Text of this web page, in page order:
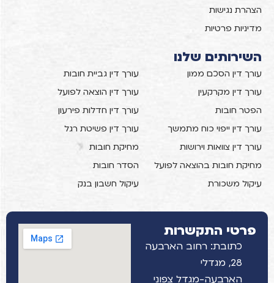
הצהרת נגישות
מדיניות פרטיות
השירותים שלנו
עורך דין הסכם ממון
עורך דין גביית חובות
עורך דין מקרקעין
עורך דין הוצאה לפועל
הפטר חובות
עורך דין חדלות פירעון
עורך דין ייפוי כוח מתמשך
עורך דין פשיטת רגל
עורך דין צוואות וירושות
מחיקת חובות
מחיקת חובות בהוצאה לפועל
הסדר חובות
עיקול משכורת
עיקול חשבון בנק
פרטי התקשרות
כתובת: רחוב הארבעה
28, מגדלי
הארבעה-מגדל צפוני